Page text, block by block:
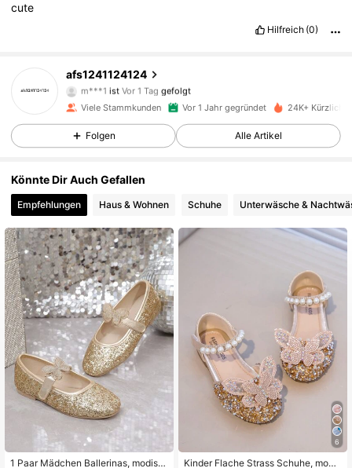
cute
Hilfreich (0)
afs1241124124
4,87
433 Follower
4,87 433 Follower
4,87 433 Follower
4,87
4,87 433 Follower
4,87 433 Follower
4,87 433 Follower
4,87 433 Follower
4,87 433 Follower
Viele Stammkunden Vor 1 Jahr gegründet 24K+ Kürzlich
Folgen Alle Artikel
Könnte Dir Auch Gefallen
Empfehlungen Haus & Wohnen Schuhe Unterwäsche &
1 Paar Mädchen Ballerinas, modisc
6
Kinder Flache Strass Schuhe, modis